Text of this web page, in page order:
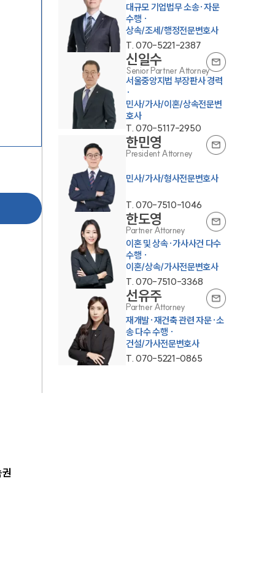
대규모 기업법무 소송·자문
수행 ·
상속/조세/행정전문변호사
T.070-5221-2387
신일수
Senior Partner Attorney
서울중앙지법 부장판사 경력
·
민사/가사/이혼/상속전문변
호사
T.070-5117-2950
한민영
President Attorney
민사/가사/형사전문변호사
T.070-7510-1046
한도영
Partner Attorney
이혼 및 상속·가사사건 다수
수행 ·
이혼/상속/가사전문변호사
T.070-7510-3368
선유주
Partner Attorney
재개발·재건축 관련 자문·소
송 다수 수행 ·
건설/가사전문변호사
T.070-5221-0865